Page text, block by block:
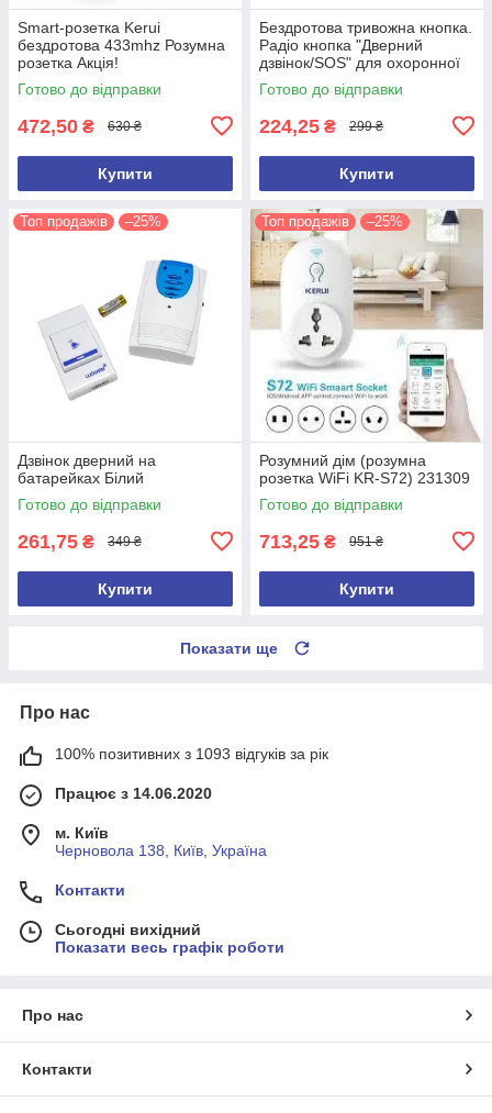
Smart-розетка Kerui
бездротова 433mhz Розумна
розетка Акція!
Готово до відправки
472,50 ₴ 630 ₴
Купити
Бездротова тривожна кнопка.
Радіо кнопка "Дверний
дзвінок/SOS" для охоронної
сигналізації.Кнопка KERUI F
51
Готово до відправки
224,25 ₴ 299 ₴
Купити
Топ продажів –25%
Дзвінок дверний на
батарейках Білий
Готово до відправки
261,75 ₴ 349 ₴
Купити
Топ продажів –25%
Розумний дім (розумна
розетка WiFi KR-S72) 231309
Готово до відправки
713,25 ₴ 951 ₴
Купити
Показати ще
Про нас
100% позитивних з 1093 відгуків за рік
Працює з 14.06.2020
м. Київ
Черновола 138, Київ, Україна
Контакти
Сьогодні вихідний
Показати весь графік роботи
Про нас
Контакти